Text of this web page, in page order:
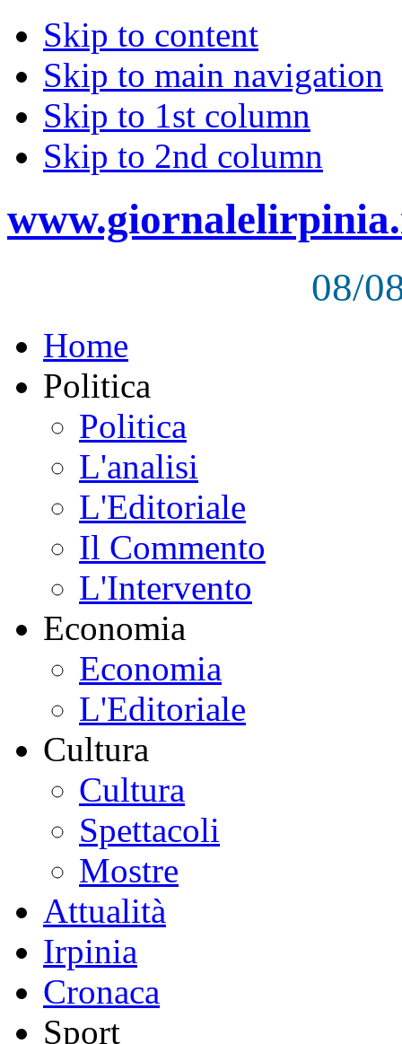
Skip to content
Skip to main navigation
Skip to 1st column
Skip to 2nd column
08/
Home
Politica
Politica
L'analisi
L'Editoriale
Il Commento
L'Intervento
Economia
Economia
L'Editoriale
Cultura
Cultura
Spettacoli
Mostre
Attualità
Irpinia
Cronaca
Sport